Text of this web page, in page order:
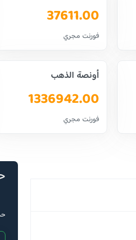
37611.00
فورنت مجري
أونصة الذهب
1336942.00
فورنت مجري